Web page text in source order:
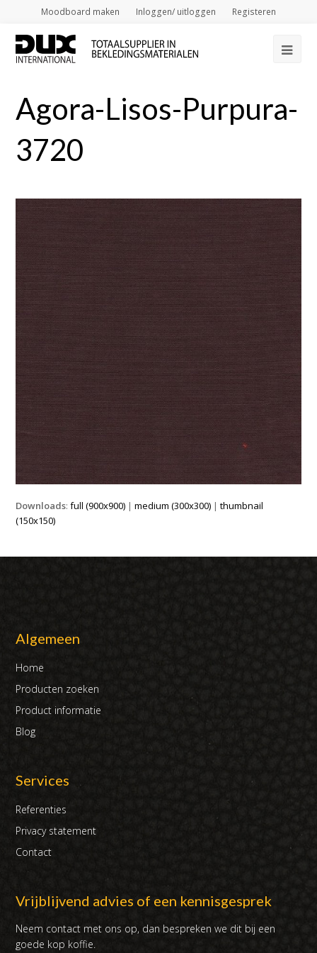
Moodboard maken Inloggen/ uitloggen Registeren
Agora-Lisos-Purpura-
3720
Downloads:full (900x900) |medium (300x300) |thumbnail
(150x150)
Algemeen
Home
Producten zoeken
Product informatie
Blog
Services
Referenties
Privacy statement
Contact
Vrijblijvend advies of een kennisgesprek
Neem contact met ons op, dan bespreken we dit bij een
goede kop koffie.